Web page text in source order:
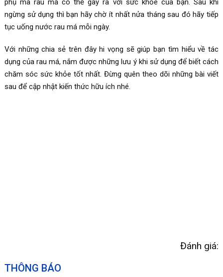
phụ mà rau má có thể gây ra với sức khỏe của bạn. Sau khi
ngừng sử dụng thì bạn hãy chờ ít nhất nửa tháng sau đó hãy tiếp
tục uống nước rau má mỗi ngày.
Với những chia sẻ trên đây hi vọng sẽ giúp bạn tìm hiểu về tác
dụng của rau má, nắm được những lưu ý khi sử dụng để biết cách
chăm sóc sức khỏe tốt nhất. Đừng quên theo dõi những bài viết
sau để cập nhật kiến thức hữu ích nhé.
Đánh giá:
THÔNG BÁO